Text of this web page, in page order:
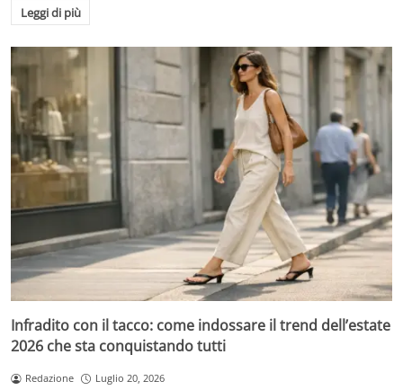
Leggi di più
Infradito con il tacco: come indossare il trend dell’estate
2026 che sta conquistando tutti
Redazione Luglio 20, 2026